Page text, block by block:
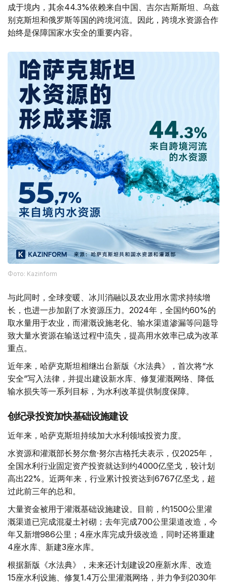
成于境内，其余44.3%依赖来自中国、吉尔吉斯斯坦、乌兹
别克斯坦和俄罗斯等国的跨境河流。因此，跨境水资源合作
始终是保障国家水安全的重要内容。
Фото: Kazinform
与此同时，全球变暖、冰川消融以及农业用水需求持续增
长，也进一步加剧了水资源压力。2024年，全国约60%的
取水量用于农业，而灌溉设施老化、输水渠道渗漏等问题导
致大量水资源在输送过程中流失，提高用水效率已成为改革
重点。
近年来，哈萨克斯坦相继出台新版《水法典》，首次将“水
安全”写入法律，并提出建设新水库、修复灌溉网络、降低
输水损失等一系列目标，为水利改革提供制度保障。
创纪录投资加快基础设施建设
近年来，哈萨克斯坦持续加大水利领域投资力度。
水资源和灌溉部长努尔詹·努尔吉格托夫表示，仅2025年，
全国水利行业固定资产投资就达到约4000亿坚戈，较计划
高出22%。近两年来，行业累计投资达到6767亿坚戈，超
过此前三年的总和。
大量资金被用于灌溉基础设施建设。目前，约1500公里灌
溉渠道已完成混凝土衬砌；去年完成700公里渠道改造，今
年又新增986公里；4座水库完成升级改造，同时还将重建
4座水库、新建3座水库。
根据新版《水法典》，未来还计划建设20座新水库、改造
15座水利设施、修复1.4万公里灌溉网络，并力争到2030年